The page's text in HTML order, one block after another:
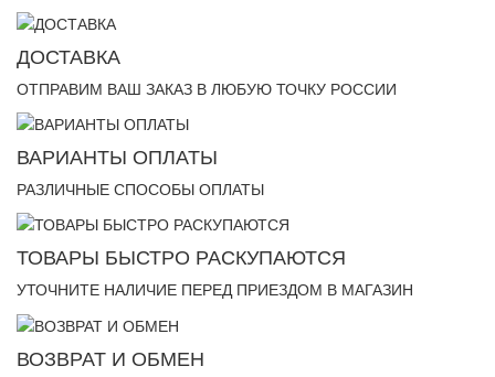
ДОСТАВКА
ОТПРАВИМ ВАШ ЗАКАЗ В ЛЮБУЮ ТОЧКУ РОССИИ
ВАРИАНТЫ ОПЛАТЫ
РАЗЛИЧНЫЕ СПОСОБЫ ОПЛАТЫ
ТОВАРЫ БЫСТРО РАСКУПАЮТСЯ
УТОЧНИТЕ НАЛИЧИЕ ПЕРЕД ПРИЕЗДОМ В МАГАЗИН
ВОЗВРАТ И ОБМЕН